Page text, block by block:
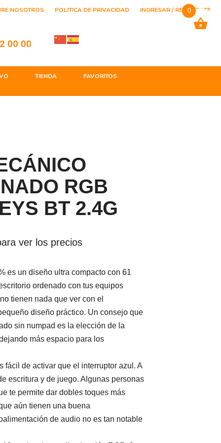
NOSOTROS POLITICA DE PRIVACIDAD INGRESAR / REGISTRATE
00 00
TIENDA FAVORITOS
RGB
BT 2.4G
ver los precios
es un diseño ultra compacto con 61
ordenado con tus equipos
tienen nada que ver con el
diseño práctico. Un consejo que
sin numpad es la elección de la
más espacio para los
fácil de activar que el interruptor azul. A
escritura y de juego. Algunas personas
te permite dar dobles toques más
aún tienen una buena
de audio no es tan notable
0